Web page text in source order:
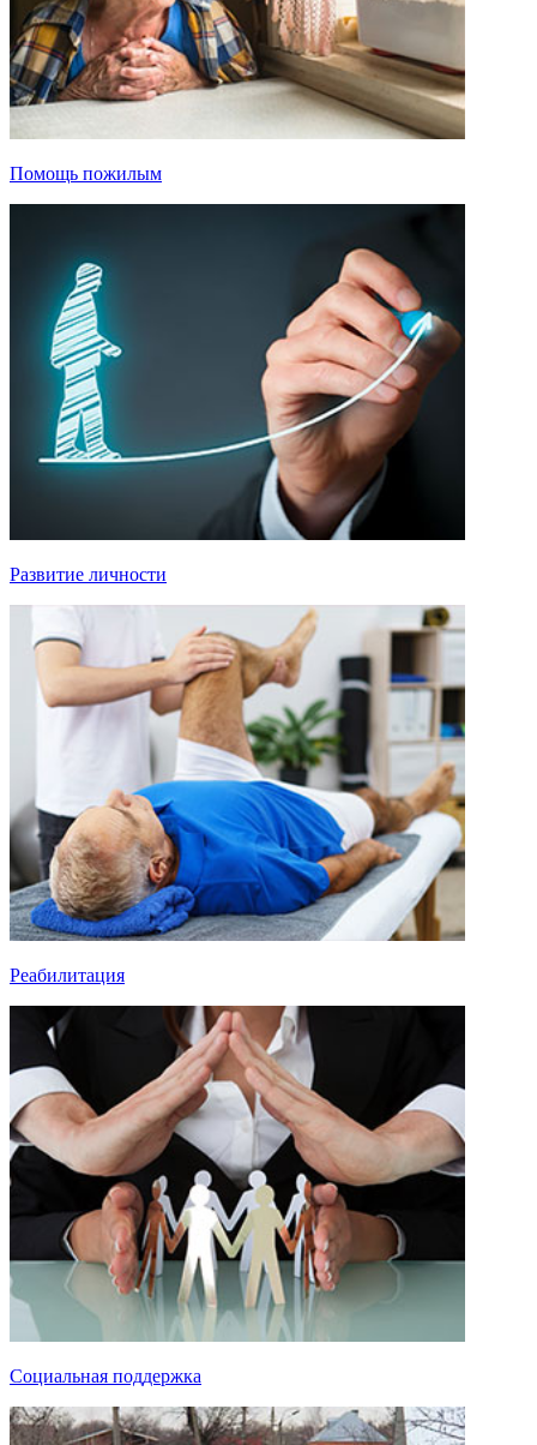
Помощь пожилым
Развитие личности
Реабилитация
Социальная поддержка